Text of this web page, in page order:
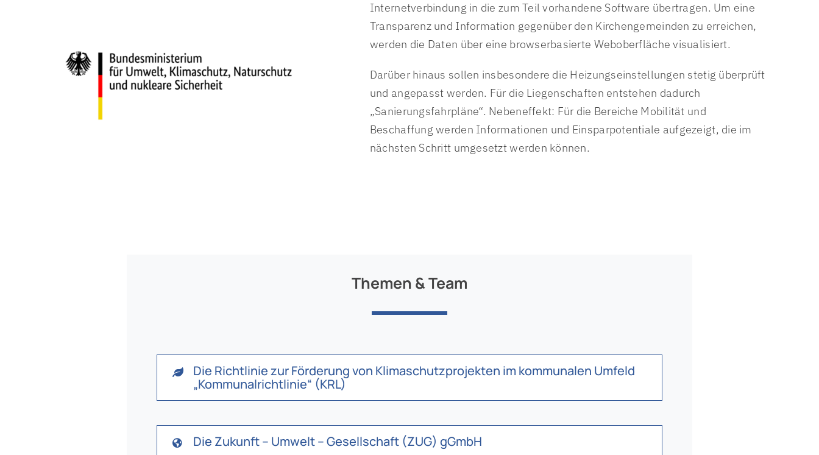
Internetverbindung in die zum Teil vorhandene Software übertragen. Um eine
Transparenz und Information gegenüber den Kirchengemeinden zu erreichen,
werden die Daten über eine browserbasierte Weboberfläche visualisiert.
Darüber hinaus sollen insbesondere die Heizungseinstellungen stetig überprüft
und angepasst werden. Für die Liegenschaften entstehen dadurch
„Sanierungsfahrpläne“. Nebeneffekt: Für die Bereiche Mobilität und
Beschaffung werden Informationen und Einsparpotentiale aufgezeigt, die im
nächsten Schritt umgesetzt werden können.
Themen & Team
Die Richtlinie zur Förderung von Klimaschutzprojekten im kommunalen Umfeld
„Kommunalrichtlinie“ (KRL)
Die Zukunft – Umwelt – Gesellschaft (ZUG) gGmbH